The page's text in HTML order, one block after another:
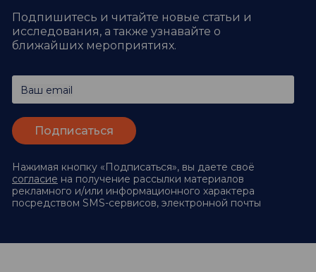
Подпишитесь и читайте новые статьи и
исследования, а также узнавайте о
ближайших мероприятиях.
Ваш email
Нажимая кнопку «Подписаться», вы даете своё
согласие на получение рассылки материалов
рекламного и/или информационного характера
посредством SMS-сервисов, электронной почты